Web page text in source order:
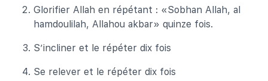
Glorifier Allah en répétant : «Sobhan Allah, al
hamdoulilah, Allahou akbar» quinze fois.
S’incliner et le répéter dix fois
Se relever et le répéter dix fois